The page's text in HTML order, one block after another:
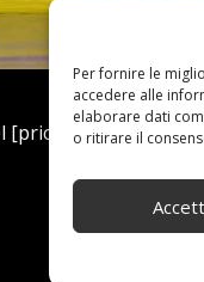
Per fornire le
accedere alle
elaborare dati
o ritirare il
[price_update_date]